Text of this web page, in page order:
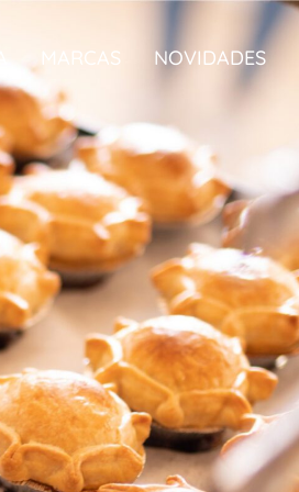
MARCAS NOVIDADES